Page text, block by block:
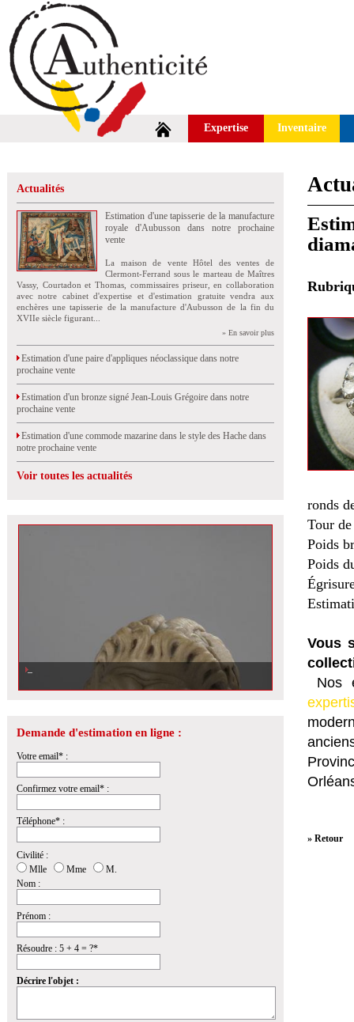
Expertise Inventaire
Actualités
Estimation d'une tapisserie de la manufacture
royale d'Aubusson dans notre prochaine
vente
La maison de vente Hôtel des ventes de
Clermont-Ferrand sous le marteau de Maîtres
Vassy, Courtadon et Thomas, commissaires priseur, en collaboration
avec notre cabinet d'expertise et d'estimation gratuite vendra aux
enchères une tapisserie de la manufacture d'Aubusson de la fin du
XVIIe siècle figurant...
» En savoir plus
Estimation d'une paire d'appliques néoclassique dans notre
prochaine vente
Estimation d'un bronze signé Jean-Louis Grégoire dans notre
prochaine vente
Estimation d'une commode mazarine dans le style des Hache dans
notre prochaine vente
Voir toutes les actualités
Demande d'estimation en ligne :
Votre email* :
Confirmez votre email* :
Téléphone* :
Civilité :
Mlle
Mme
M.
Nom :
Prénom :
Résoudre : 5 + 4 = ?*
Décrire l'objet :
ronds
Tour
Poids
Poids
Vous
Nos
» Retour